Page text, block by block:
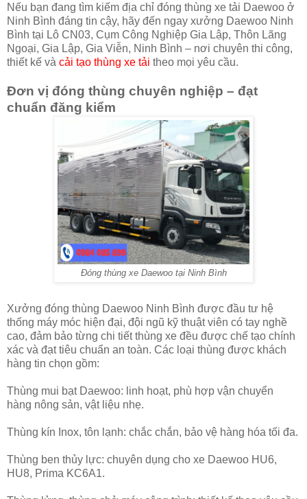
Nếu bạn đang tìm kiếm địa chỉ đóng thùng xe tải Daewoo ở
Ninh Bình đáng tin cậy, hãy đến ngay xưởng Daewoo Ninh
Bình tại Lô CN03, Cụm Công Nghiệp Gia Lập, Thôn Lãng
Ngoại, Gia Lập, Gia Viễn, Ninh Bình – nơi chuyên thi công,
thiết kế và cải tạo thùng xe tải theo mọi yêu cầu.
Đơn vị đóng thùng chuyên nghiệp – đạt
chuẩn đăng kiểm
Đóng thùng xe Daewoo tại Ninh Bình
Xưởng đóng thùng Daewoo Ninh Bình được đầu tư hệ
thống máy móc hiện đại, đội ngũ kỹ thuật viên có tay nghề
cao, đảm bảo từng chi tiết thùng xe đều được chế tạo chính
xác và đạt tiêu chuẩn an toàn. Các loại thùng được khách
hàng tin chọn gồm:
Thùng mui bạt Daewoo: linh hoạt, phù hợp vận chuyển
hàng nông sản, vật liệu nhẹ.
Thùng kín Inox, tôn lạnh: chắc chắn, bảo vệ hàng hóa tối đa.
Thùng ben thủy lực: chuyên dụng cho xe Daewoo HU6,
HU8, Prima KC6A1.